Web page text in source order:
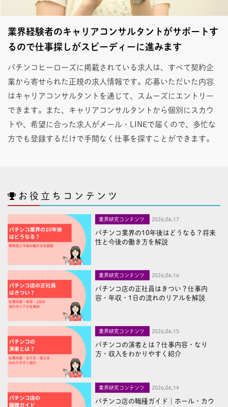
業界経験者のキャリアコンサルタントがサポートす
るので仕事探しがスピーディーに進みます
パチンコヒーローズに掲載されている求人は、すべて契約企
業から寄せられた正規の求人情報です。応募いただいた内容
はキャリアコンサルタントを通じて、スムーズにエントリー
できます。また、キャリアコンサルタントから個別にスカウ
トや、希望に合った求人がメール・LINEで届くので、多忙な
方でも登録するだけで手間なく仕事を探すことができます。
お役立ちコンテンツ
業界研究コンテンツ 2026,06,17
パチンコ業界の10年後はどうなる？将来
性と今後の働き方を解説
業界研究コンテンツ 2026,06,16
パチンコ店の正社員はきつい？仕事内
容・年収・1日の流れのリアルを解説
業界研究コンテンツ 2026,06,15
パチンコの演者とは？仕事内容・なり
方・収入をわかりやすく紹介
業界研究コンテンツ 2026,06,14
パチンコ店の職種ガイド｜ホール・カウ